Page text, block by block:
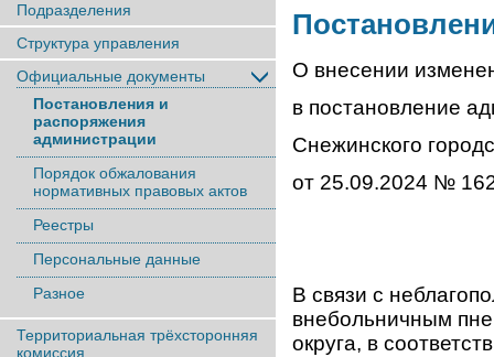
Подразделения
Структура управления
Официальные документы
Постановления и
распоряжения
администрации
Порядок обжалования
нормативных правовых актов
Реестры
Персональные данные
Разное
Территориальная трёхсторонняя
комиссия
О внесении
в постановление
Снежинского
от 25.09.2024 №
В связи с
внебольничным
округа, в